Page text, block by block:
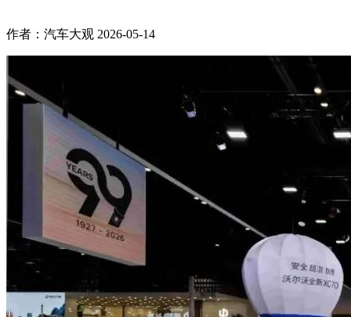
作者：汽车大观 2026-05-14